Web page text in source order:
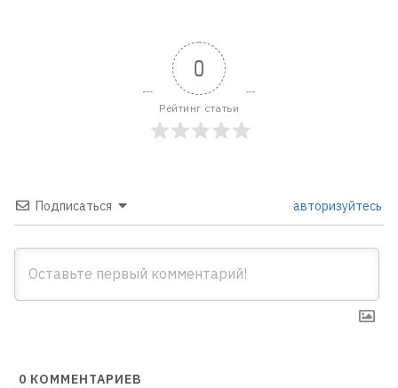
0
Рейтинг статьи
Подписаться авторизуйтесь
0 КОММЕНТАРИЕВ